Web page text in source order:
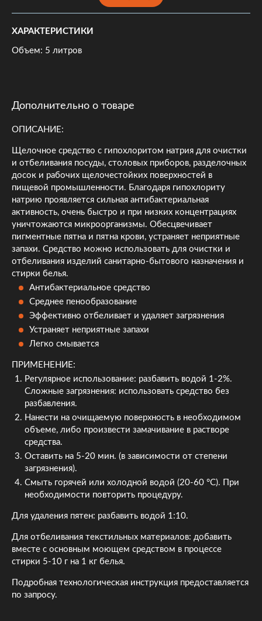
ХАРАКТЕРИСТИКИ
Объем: 5 литров
Дополнительно о товаре
ОПИСАНИЕ:
Щелочное средство с гипохлоритом натрия для очистки
и отбеливания посуды, столовых приборов, разделочных
досок и рабочих щелочестойких поверхностей в
пищевой промышленности. Благодаря гипохлориту
натрию проявляется сильная антибактериальная
активность, очень быстро и при низких концентрациях
уничтожаются микроорганизмы. Обесцвечивает
пигментные пятна и пятна крови, устраняет неприятные
запахи. Средство можно использовать для очистки и
отбеливания изделий санитарно-бытового назначения и
стирки белья.
Антибактериальное средство
Среднее пенообразование
Эффективно отбеливает и удаляет загрязнения
Устраняет неприятные запахи
Легко смывается
ПРИМЕНЕНИЕ:
Регулярное использование: разбавить водой 1-2%.
Сложные загрязнения: использовать средство без
разбавления.
Нанести на очищаемую поверхность в необходимом
объеме, либо произвести замачивание в растворе
средства.
Оставить на 5-20 мин. (в зависимости от степени
загрязнения).
Смыть горячей или холодной водой (20-60 °C). При
необходимости повторить процедуру.
Для удаления пятен: разбавить водой 1:10.
Для отбеливания текстильных материалов: добавить
вместе с основным моющем средством в процессе
стирки 5-10 г на 1 кг белья.
Подробная технологическая инструкция предоставляется
по запросу.